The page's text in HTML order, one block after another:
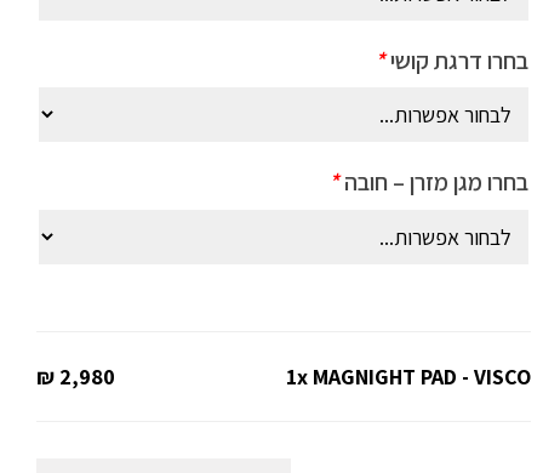
בחרו דרגת קושי*
בחרו מגן מזרן – חובה*
1x MAGNIGHT PAD - VISCO
2,980 ₪